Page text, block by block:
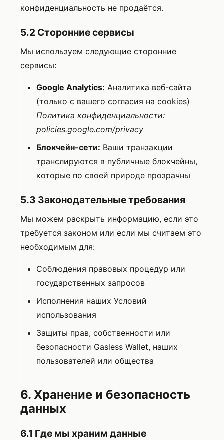
конфиденциальность не продаётся.
5.2 Сторонние сервисы
Мы используем следующие сторонние
сервисы:
Google Analytics: Аналитика веб-сайта
(только с вашего согласия на cookies)
Политика конфиденциальности:
policies.google.com/privacy
Блокчейн-сети: Ваши транзакции
транслируются в публичные блокчейны,
которые по своей природе прозрачны
5.3 Законодательные требования
Мы можем раскрыть информацию, если это
требуется законом или если мы считаем это
необходимым для:
Соблюдения правовых процедур или
государственных запросов
Исполнения наших Условий
использования
Защиты прав, собственности или
безопасности Gasless Wallet, наших
пользователей или общества
6. Хранение и безопасность
данных
6.1 Где мы храним данные